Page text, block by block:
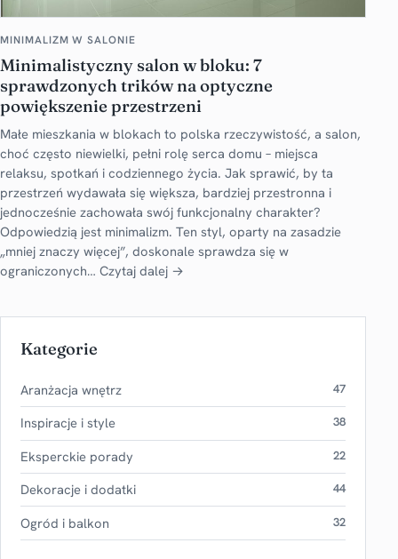
MINIMALIZM W SALONIE
Minimalistyczny salon w bloku: 7
sprawdzonych trików na optyczne
powiększenie przestrzeni
Małe mieszkania w blokach to polska rzeczywistość, a salon,
choć często niewielki, pełni rolę serca domu – miejsca
relaksu, spotkań i codziennego życia. Jak sprawić, by ta
przestrzeń wydawała się większa, bardziej przestronna i
jednocześnie zachowała swój funkcjonalny charakter?
Odpowiedzią jest minimalizm. Ten styl, oparty na zasadzie
„mniej znaczy więcej”, doskonale sprawdza się w
ograniczonych… Czytaj dalej →
Kategorie
Aranżacja wnętrz 47
Inspiracje i style 38
Eksperckie porady 22
Dekoracje i dodatki 44
Ogród i balkon 32